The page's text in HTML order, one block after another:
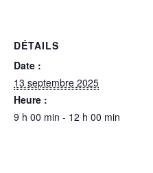
DÉTAILS
Date :
13 septembre 2025
Heure :
9 h 00 min - 12 h 00 min